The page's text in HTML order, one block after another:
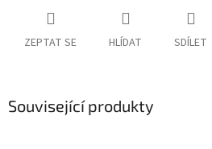
ZEPTAT SE HLÍDAT SDÍLET
Související produkty